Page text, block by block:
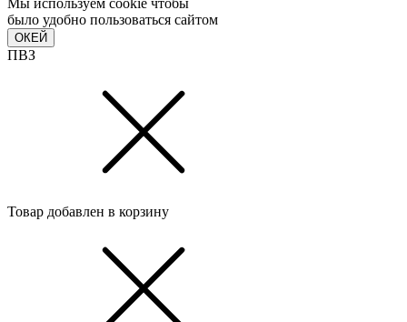
было удобно пользоваться сайтом
ОКЕЙ
ПВЗ
Товар добавлен в корзину